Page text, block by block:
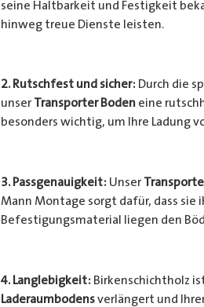
seine Haltbarkeit und Festigkeit
hinweg treue Dienste leisten.
2. Rutschfest und sicher: Durch die
unser Transporter Bodeneine
besonders wichtig, um Ihre Ladung
3. Passgenauigkeit: Unser
Mann Montage sorgt dafür, dass sie
Befestigungsmaterial liegen den
4. Langlebigkeit: Birkenschichtholz
Laderaumbodensverlängert und